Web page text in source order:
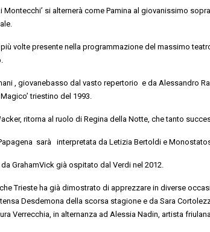
Montecchi’ si alternerà come Pamina al giovanissimo
volte presente nella programmazione del massimo
.
, giovanebasso dal vasto repertorio e da Alessandro
triestino del 1993.
, ritorna al ruolo di Regina della Notte, chetanto
sarà interpretata da Letizia Bertoldi e
da GrahamVick già ospitato dal Verdi nel 2012.
Trieste ha già dimostrato di apprezzare in diverse
Desdemona della scorsa stagione e da Sara
Verrecchia, in alternanza ad Alessia Nadin, artista